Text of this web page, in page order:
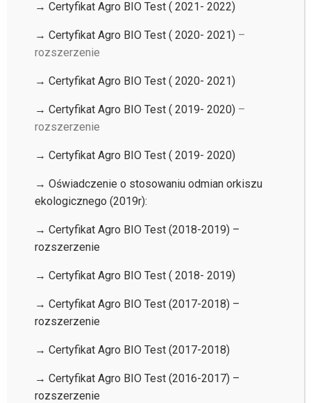
→ Certyfikat Agro BIO Test ( 2021- 2022)
→ Certyfikat Agro BIO Test ( 2020- 2021) –
rozszerzenie
→ Certyfikat Agro BIO Test ( 2020- 2021)
→ Certyfikat Agro BIO Test ( 2019- 2020) –
rozszerzenie
→ Certyfikat Agro BIO Test ( 2019- 2020)
→ Oświadczenie o stosowaniu odmian orkiszu
ekologicznego (2019r):
→ Certyfikat Agro BIO Test (2018-2019) –
rozszerzenie
→ Certyfikat Agro BIO Test ( 2018- 2019)
→ Certyfikat Agro BIO Test (2017-2018) –
rozszerzenie
→ Certyfikat Agro BIO Test (2017-2018)
→ Certyfikat Agro BIO Test (2016-2017) –
rozszerzenie